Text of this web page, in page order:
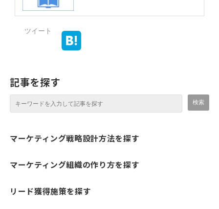
ツイート
記事を探す
マーケティング戦略設計方法を探す
マーケティング組織の作り方を探す
リード獲得施策を探す